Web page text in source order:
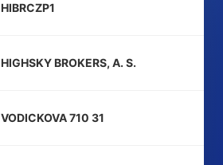
HIBRCZP1
HIGHSKY BROKERS, A. S.
VODICKOVA 710 31